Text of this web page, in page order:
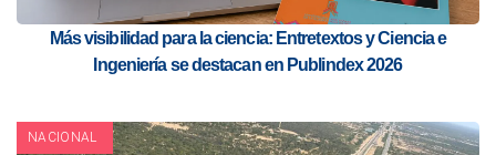
Más visibilidad para la ciencia: Entretextos y Ciencia e
Ingeniería se destacan en Publindex 2026
NACIONAL